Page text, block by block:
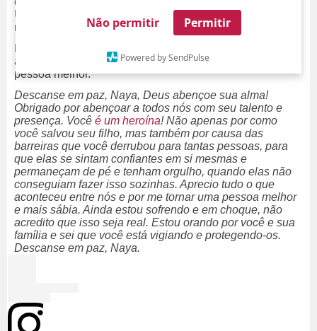
Não permitir Permitir
Powered by SendPulse
Unidos, e não teve forças para salvar a si mesma
não é?
admitiu que seu relacionamento com a atriz o tornou uma
pessoa melhor.
Descanse em paz, Naya, Deus abençoe sua alma!
Obrigado por abençoar a todos nós com seu talento e
presença. Você é um heroína! Não apenas por como
você salvou seu filho, mas também por causa das
barreiras que você derrubou para tantas pessoas, para
que elas se sintam confiantes em si mesmas e
permaneçam de pé e tenham orgulho, quando elas não
conseguiam fazer isso sozinhas. Aprecio tudo o que
aconteceu entre nós e por me tornar uma pessoa melhor
e mais sábia. Ainda estou sofrendo e em choque, não
acredito que isso seja real. Estou orando por você e sua
família e sei que você está vigiando e protegendo-os.
Descanse em paz, Naya.